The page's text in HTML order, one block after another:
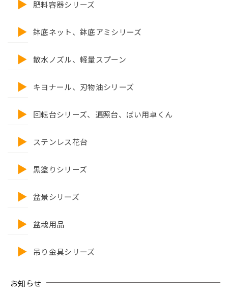
肥料容器シリーズ
鉢底ネット、鉢底アミシリーズ
散水ノズル、軽量スプーン
キヨナール、刃物油シリーズ
回転台シリーズ、遍照台、ばい用卓くん
ステンレス花台
黒塗りシリーズ
盆景シリーズ
盆栽用品
吊り金具シリーズ
お知らせ